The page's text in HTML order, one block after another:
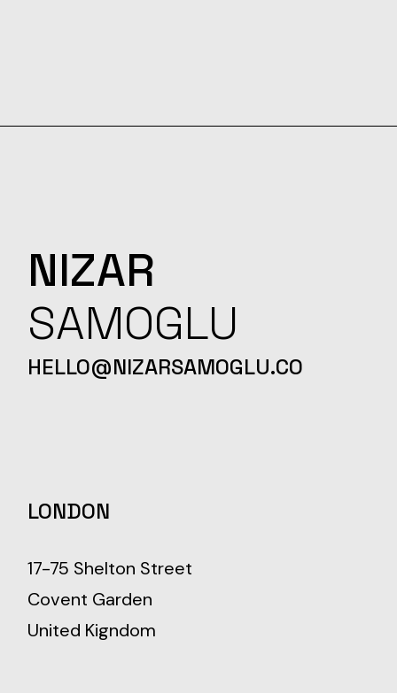
NIZAR
SAMOGLU
HELLO@NIZARSAMOGLU.CO
LONDON
17-75 Shelton Street
Covent Garden
United Kigndom